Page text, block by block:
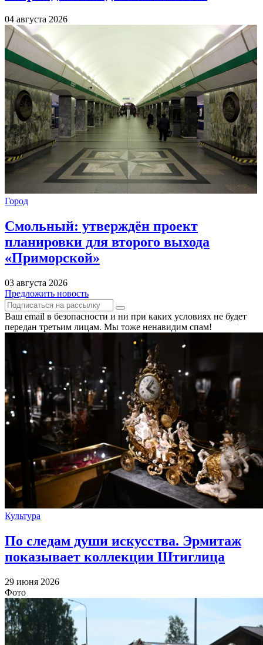
04 августа 2026
Город
Смольный: утверждён проект
планировки для второго выхода
«Приморской»
03 августа 2026
Предложить новость
Ваш email в безопасности и ни при каких условиях не будет
передан третьим лицам. Мы тоже ненавидим спам!
Культура
По следам души искусства. Эрмитаж
показывает коллекции Штиглица
29 июня 2026
Фото